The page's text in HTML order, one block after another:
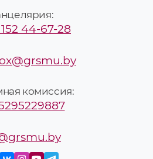
44-67-28
комиссия: